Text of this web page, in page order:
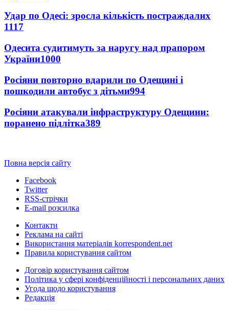
Удар по Одесі: зросла кількість постраждалих
1117
Одесита судитимуть за наругу над прапором
України1000
Росіяни повторно вдарили по Одещині і
пошкодили автобус з дітьми994
Росіяни атакували інфраструктуру Одещини:
поранено підлітка389
Повна версія сайту
Facebook
Twitter
RSS-стрічки
E-mail розсилка
Контакти
Реклама на сайті
Використання матеріалів korrespondent.net
Правила користування сайтом
Договір користування сайтом
Політика у сфері конфіденційності і персональних даних
Угода щодо користування
Редакція